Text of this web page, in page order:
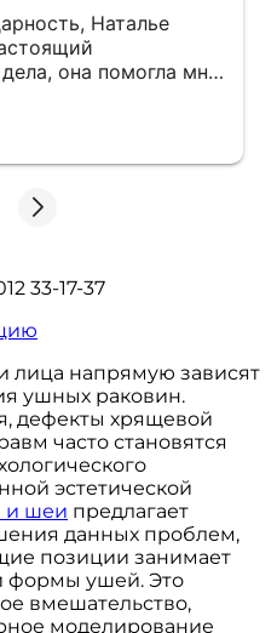
Наталье
она помогла мне
33-17-37
напрямую зависят
ушных раковин.
дефекты хрящевой
часто становятся
эстетической
и шеи предлагает
данных проблем,
позиции занимает
формы ушей. Это
вмешательство,
моделирование